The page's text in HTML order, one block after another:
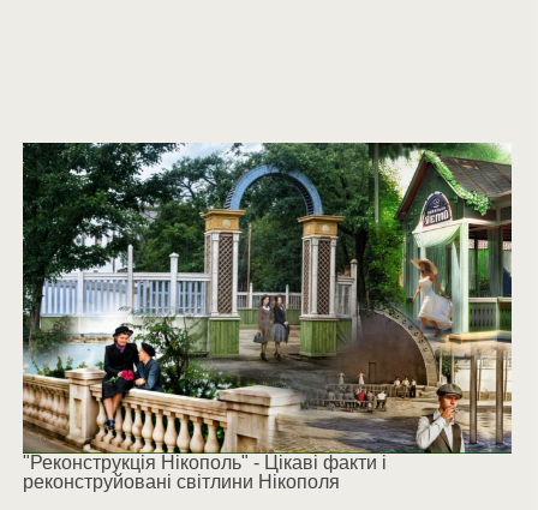
"Реконструкція Нікополь" - Цікаві факти і
реконструйовані світлини Нікополя